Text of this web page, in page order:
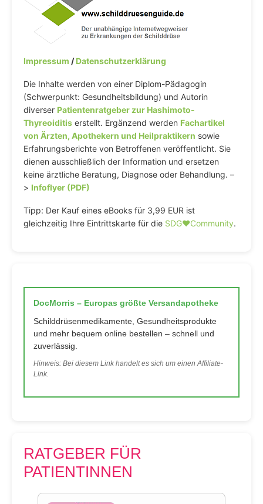
Impressum /Datenschutzerklärung
Die Inhalte werden von einer Diplom-Pädagogin
(Schwerpunkt: Gesundheitsbildung) und Autorin
diverser Patientenratgeber zur Hashimoto-
Thyreoiditis erstellt. Ergänzend werden Fachartikel
von Ärzten, Apothekern und Heilpraktikern sowie
Erfahrungsberichte von Betroffenen veröffentlicht. Sie
dienen ausschließlich der Information und ersetzen
keine ärztliche Beratung, Diagnose oder Behandlung. –
> Infoflyer (PDF)
Tipp: Der Kauf eines eBooks für 3,99 EUR ist
gleichzeitig Ihre Eintrittskarte für die SDG♥️Community.
DocMorris – Europas größte Versandapotheke
Schilddrüsenmedikamente, Gesundheitsprodukte
und mehr bequem online bestellen – schnell und
zuverlässig.
Hinweis: Bei diesem Link handelt es sich um einen Affiliate-
Link.
RATGEBER FÜR
PATIENTINNEN